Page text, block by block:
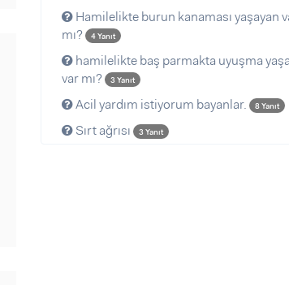
Hamilelikte burun kanaması yaşayan
mı?
4 Yanıt
hamilelikte baş parmakta uyuşma
var mı?
3 Yanıt
Acil yardım istiyorum bayanlar. 8 Yanıt
Sırt ağrısı 3 Yanıt